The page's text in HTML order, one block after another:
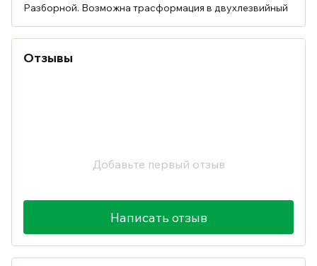
Разборной. Возможна трасформация в двухлезвийный
Отзывы
Добавьте первый отзыв
Написать отзыв